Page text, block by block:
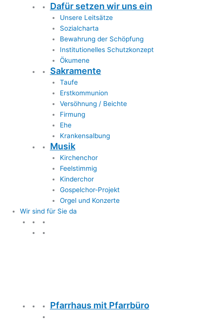
Dafür setzen wir uns ein
Unsere Leitsätze
Sozialcharta
Bewahrung der Schöpfung
Institutionelles Schutzkonzept
Ökumene
Sakramente
Taufe
Erstkommunion
Versöhnung / Beichte
Firmung
Ehe
Krankensalbung
Musik
Kirchenchor
Feelstimmig
Kinderchor
Gospelchor-Projekt
Orgel und Konzerte
Wir sind für Sie da
Pfarrhaus mit Pfarrbüro